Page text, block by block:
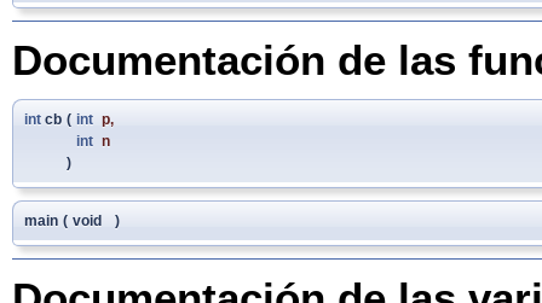
Documentación de las
int cb ( int p,
int n
)
main ( void )